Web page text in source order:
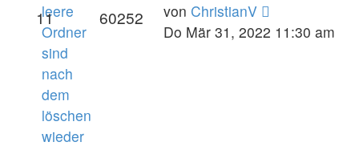
leere
Ordner
sind
nach
dem
löschen
wieder
11 60252 von ChristianV
Do Mär 31, 2022 11:30 am